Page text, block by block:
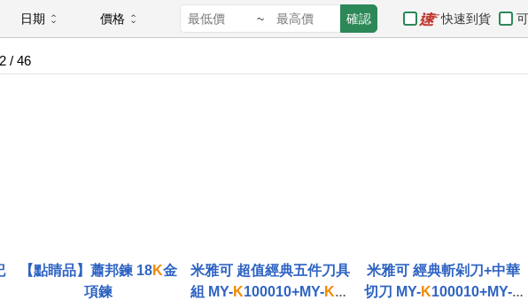
日期 價格 ~ 確認 快速到貨
/ 46
【點睛品】蕭邦鍊 18K金
項鍊
米雅可 超值經典五件刀具
組 MY-K100010+MY-K10
米雅可 經典斬剁刀+中華
切刀 MY-K100010+MY-K